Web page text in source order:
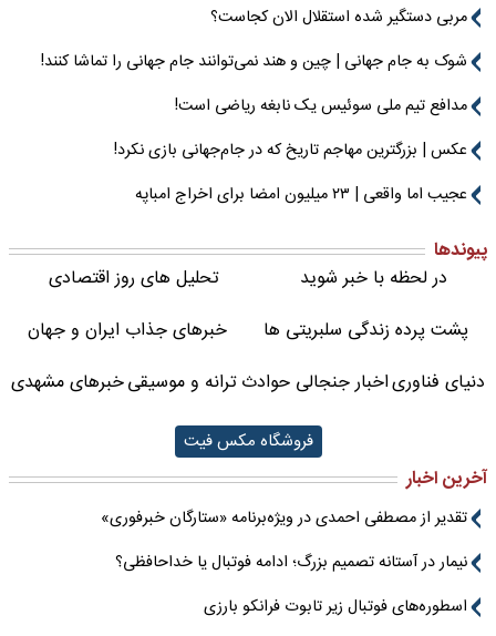
مربی دستگیر شده استقلال الان کجاست؟
شوک به جام جهانی | چین و هند نمی‌توانند جام جهانی را تماشا کنند!
مدافع تیم ملی سوئیس یک نابغه ریاضی است!
عکس | بزرگترین مهاجم تاریخ که در جام‌جهانی بازی نکرد!
عجیب اما واقعی | ۲۳ میلیون امضا برای اخراج امباپه
پیوندها
در لحظه با خبر شوید
تحلیل های روز اقتصادی
پشت پرده زندگی سلبریتی ها
خبرهای جذاب ایران و جهان
دنیای فناوریاخبار جنجالی حوادثترانه و موسیقیخبرهای مشهدی
فروشگاه مکس فیت
آخرین اخبار
تقدیر از مصطفی احمدی در ویژه‌برنامه «ستارگان خبرفوری»
نیمار در آستانه تصمیم بزرگ؛ ادامه فوتبال یا خداحافظی؟
اسطوره‌های فوتبال زیر تابوت فرانکو بارزی